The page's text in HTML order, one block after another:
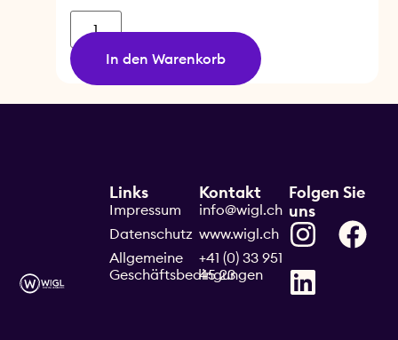
In den Warenkorb
Kontakt
info@wigl.ch
www.wigl.ch
+41 (0) 33 951
45 23
Links
Impressum
Datenschutz
Allgemeine
Geschäftsbedingungen
Folgen Sie
uns